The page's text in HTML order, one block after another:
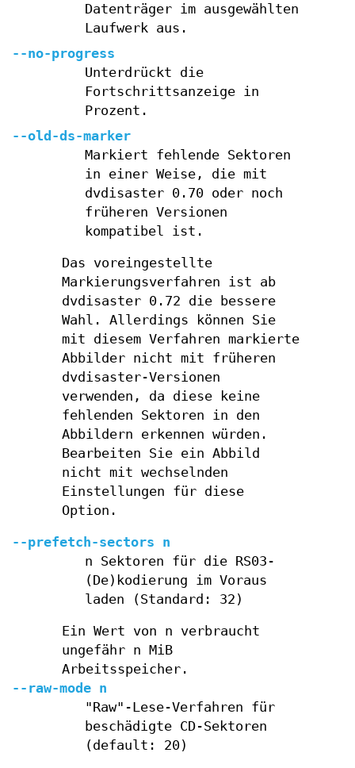
Datenträger im ausgewählten
Laufwerk aus.
--no-progress
Unterdrückt die
Fortschrittsanzeige in
Prozent.
--old-ds-marker
Markiert fehlende Sektoren
in einer Weise, die mit
dvdisaster 0.70 oder noch
früheren Versionen
kompatibel ist.
Das voreingestellte
Markierungsverfahren ist ab
dvdisaster 0.72 die bessere
Wahl. Allerdings können Sie
mit diesem Verfahren markierte
Abbilder nicht mit früheren
dvdisaster-Versionen
verwenden, da diese keine
fehlenden Sektoren in den
Abbildern erkennen würden.
Bearbeiten Sie ein Abbild
nicht mit wechselnden
Einstellungen für diese
Option.
--prefetch-sectors n
n Sektoren für die RS03-
(De)kodierung im Voraus
laden (Standard: 32)
Ein Wert von n verbraucht
ungefähr n MiB
Arbeitsspeicher.
--raw-mode n
"Raw"-Lese-Verfahren für
beschädigte CD-Sektoren
(default: 20)